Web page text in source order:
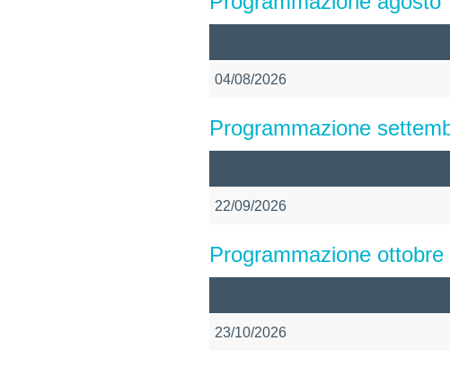
04/08/2026
Programmazione
22/09/2026
Programmazione ottobre
23/10/2026